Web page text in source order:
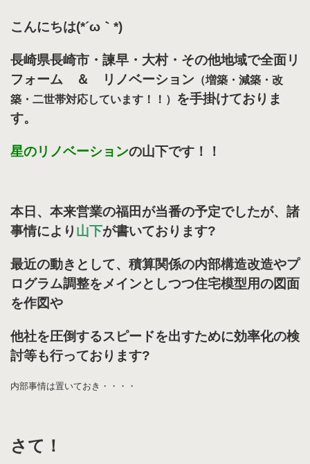
こんにちは(*´ω｀*)
長崎県長崎市・諫早・大村・その他地域で全面リ
フォーム ＆ リノベーション （増築・減築・改
築・二世帯対応しています！！）
を手掛けておりま
す。
星のリノベーションの山下です！！
本日、本来営業の福田が当番の予定でしたが、諸
事情により 山下が書いております?
最近の動きとして、積算関係の内部構造改造やプ
ログラム調整をメインとしつつ住宅模型用の図面
を作図や
他社を圧倒するスピードを出すために効率化の検
討等も行っております?
内部事情は置いておき・・・・
さて！